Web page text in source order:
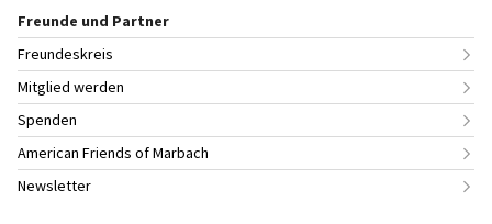
Freunde und Partner
Freundeskreis
Mitglied werden
Spenden
American Friends of Marbach
Newsletter